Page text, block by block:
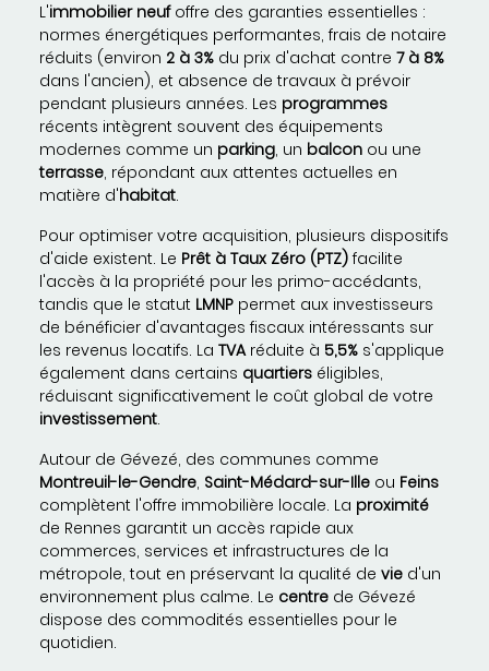
L'immobilier neufoffre des garanties essentielles :
normes énergétiques performantes, frais de notaire
réduits (environ 2 à 3% du prix d'achat contre 7 à 8%
dans l'ancien), et absence de travaux à prévoir
pendant plusieurs années. Les programmes
récents intègrent souvent des équipements
modernes comme un parking, un balcon ou une
terrasse, répondant aux attentes actuelles en
matière d'habitat.
Pour optimiser votre acquisition, plusieurs dispositifs
d'aide existent. Le Prêt à Taux Zéro (PTZ)facilite
l'accès à la propriété pour les primo-accédants,
tandis que le statut LMNP permet aux investisseurs
de bénéficier d'avantages fiscaux intéressants sur
les revenus locatifs. La TVAréduite à 5,5% s'applique
également dans certains quartiers éligibles,
réduisant significativement le coût global de votre
investissement.
Autour de Gévezé, des communes comme
Montreuil-le-Gendre, Saint-Médard-sur-Ille ou Feins
complètent l'offre immobilière locale. La proximité
de Rennes garantit un accès rapide aux
commerces, services et infrastructures de la
métropole, tout en préservant la qualité de vie d'un
environnement plus calme. Le centre de Gévezé
dispose des commodités essentielles pour le
quotidien.